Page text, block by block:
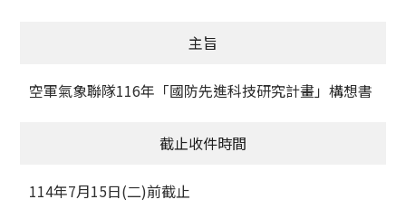
其他
活動花絮
主旨
空軍氣象聯隊116年「國防先進科技研究計畫」構想書
截止收件時間
114年7月15日(二)前截止